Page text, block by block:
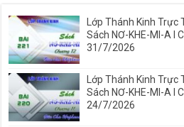
Lớp Thánh Kinh Trực
Sách NƠ-KHE-MI-A I
31/7/2026
Lớp Thánh Kinh Trực
Sách NƠ-KHE-MI-A I
24/7/2026